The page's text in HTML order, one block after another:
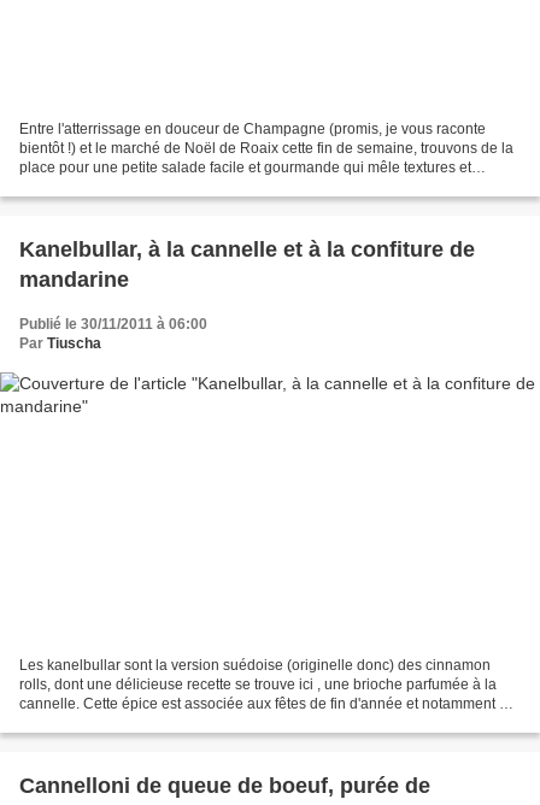
Entre l'atterrissage en douceur de Champagne (promis, je vous raconte
bientôt !) et le marché de Noël de Roaix cette fin de semaine, trouvons de la
place pour une petite salade facile et gourmande qui mêle textures et
Kanelbullar, à la cannelle et à la confiture de
mandarine
Publié le 30/11/2011 à 06:00
Par Tiuscha
Les kanelbullar sont la version suédoise (originelle donc) des cinnamon
rolls, dont une délicieuse recette se trouve ici , une brioche parfumée à la
cannelle. Cette épice est associée aux fêtes de fin d'année et notamment à
Cannelloni de queue de boeuf, purée de